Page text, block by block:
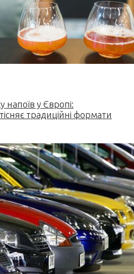
напоїв у Європі:
традиційні формати